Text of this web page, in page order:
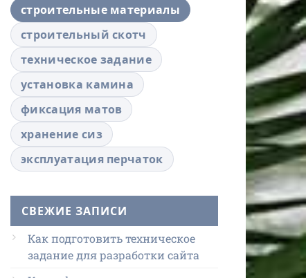
строительные материалы
строительный скотч
техническое задание
установка камина
фиксация матов
хранение сиз
эксплуатация перчаток
СВЕЖИЕ ЗАПИСИ
Как подготовить техническое
задание для разработки сайта